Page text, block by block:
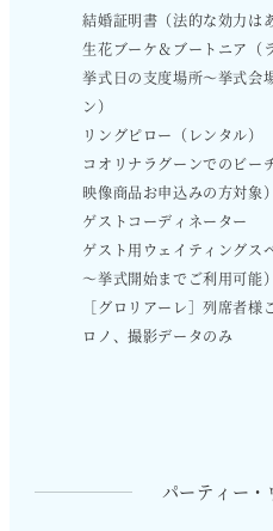
結婚証明書（法的な効力は
生花ブーケ＆ブートニア（
挙式日の支度場所～挙式会
ン）
リングピロー（レンタル）
コオリナラグーンでのビー
映像商品お申込みの方対象）
ゲストコーディネーター
ゲスト用ウェイティングス
～挙式開始までご利用可能）
［グロリアーレ］列席者
ロノ、撮影データのみ
パーティー